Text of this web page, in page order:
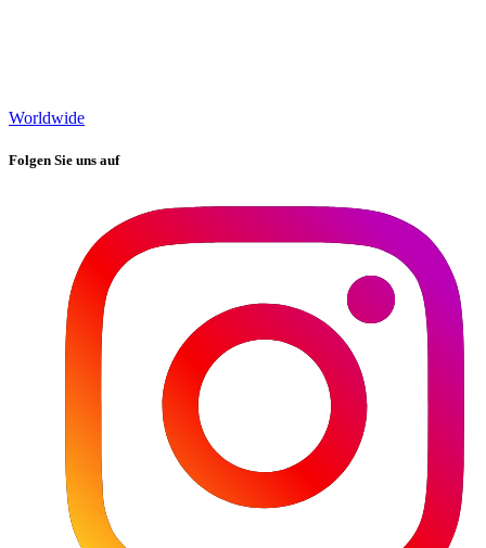
Worldwide
Folgen Sie uns auf